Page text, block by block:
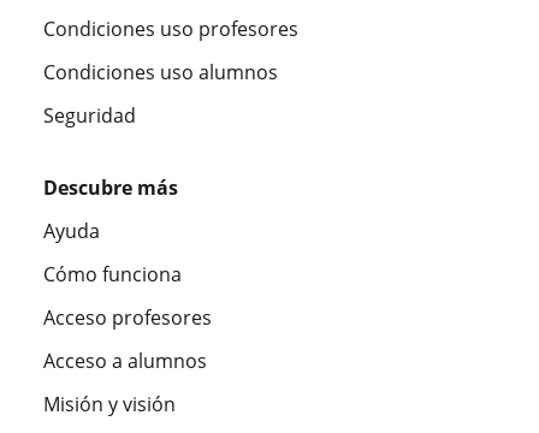
Condiciones uso profesores
Condiciones uso alumnos
Seguridad
Descubre más
Ayuda
Cómo funciona
Acceso profesores
Acceso a alumnos
Misión y visión